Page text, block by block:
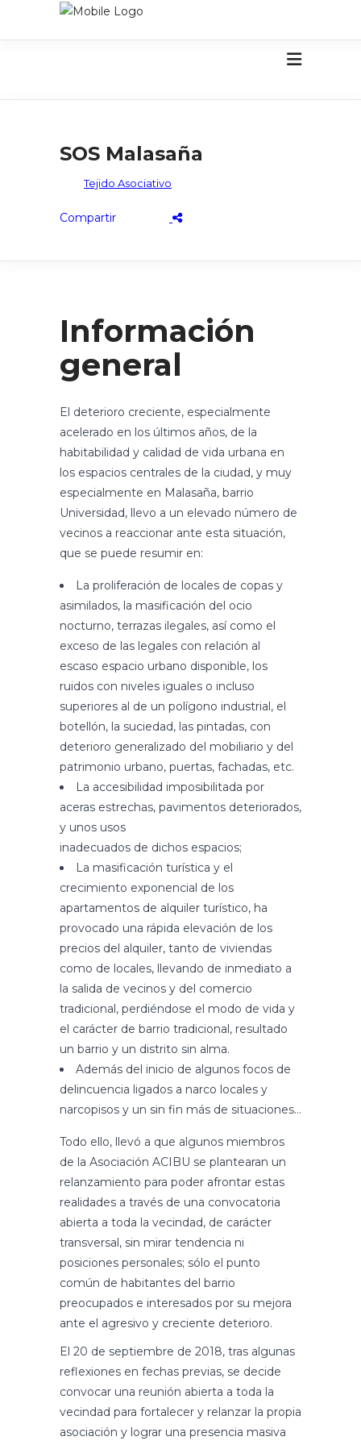
SOS Malasaña
Tejido Asociativo
Información
general
El deterioro creciente, especialmente
acelerado en los últimos años, de la
habitabilidad y calidad de vida urbana en
los espacios centrales de la ciudad, y muy
especialmente en Malasaña, barrio
Universidad, llevo a un elevado número de
vecinos a reaccionar ante esta situación,
que se puede resumir en:
La proliferación de locales de copas y
asimilados, la masificación del ocio
nocturno, terrazas ilegales, así como el
exceso de las legales con relación al
escaso espacio urbano disponible, los
ruidos con niveles iguales o incluso
superiores al de un polígono industrial, el
botellón, la suciedad, las pintadas, con
deterioro generalizado del mobiliario y del
patrimonio urbano, puertas, fachadas, etc.
La accesibilidad imposibilitada por
aceras estrechas, pavimentos deteriorados,
y unos usos
inadecuados de dichos espacios;
La masificación turística y el
crecimiento exponencial de los
apartamentos de alquiler turístico, ha
provocado una rápida elevación de los
precios del alquiler, tanto de viviendas
como de locales, llevando de inmediato a
la salida de vecinos y del comercio
tradicional, perdiéndose el modo de vida y
el carácter de barrio tradicional, resultado
un barrio y un distrito sin alma.
Además del inicio de algunos focos de
delincuencia ligados a narco locales y
narcopisos y un sin fin más de situaciones…
Todo ello, llevó a que algunos miembros
de la Asociación ACIBU se plantearan un
relanzamiento para poder afrontar estas
realidades a través de una convocatoria
abierta a toda la vecindad, de carácter
transversal, sin mirar tendencia ni
posiciones personales; sólo el punto
común de habitantes del barrio
preocupados e interesados por su mejora
ante el agresivo y creciente deterioro.
El 20 de septiembre de 2018, tras algunas
reflexiones en fechas previas, se decide
convocar una reunión abierta a toda la
vecindad para fortalecer y relanzar la propia
asociación y lograr una presencia masiva